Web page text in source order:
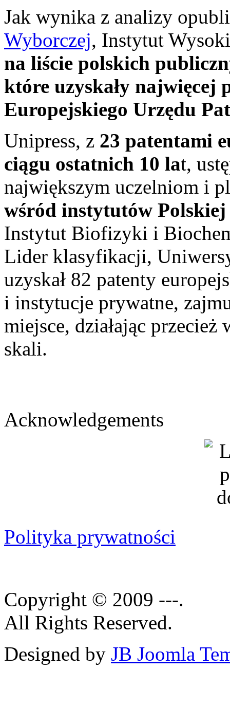
Jak wynika z analizy
Wyborczej, Instytut
na liście polskich
które uzyskały najwięcej
Europejskiego Urzędu
Unipress, z 23 patentami
ciągu ostatnich 10 lat,
największym uczelniom i
wśród instytutów
Instytut Biofizyki i
Lider klasyfikacji,
uzyskał 82 patenty
i instytucje prywatne,
miejsce, działając
skali.
Acknowledgements
Polityka prywatności
Copyright © 2009 ---.
All Rights Reserved.
Designed by JB Joomla